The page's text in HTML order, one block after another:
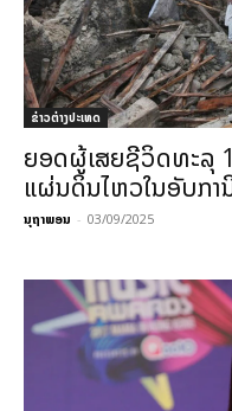
ຂ່າວຕ່າງປະເທດ
ຍອດຜູ້ເສຍຊີວິດທະລຸ
ແຜ່ນດິນໄຫວໃນອັບກາ
ນຸຖາພອນ - 03/09/2025